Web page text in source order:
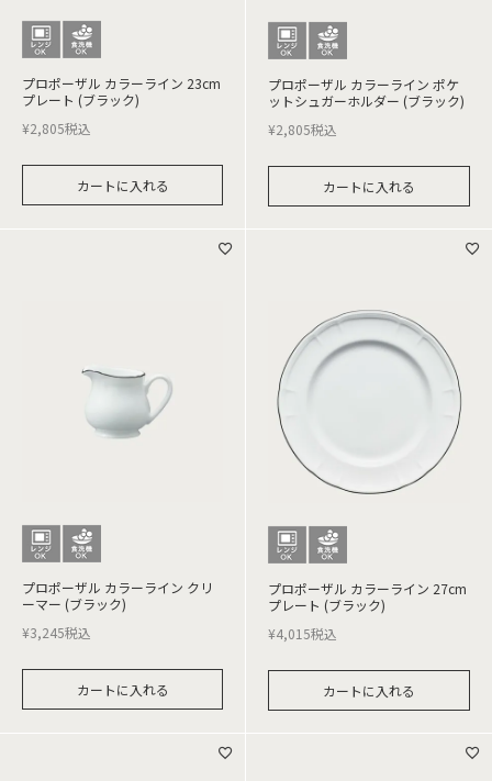
プロポーザル カラーライン 23cm
プレート (ブラック)
¥2,805税込
カートに入れる
プロポーザル カラーライン ポケ
ットシュガーホルダー (ブラック)
¥2,805税込
カートに入れる
プロポーザル カラーライン クリ
ーマー (ブラック)
¥3,245税込
カートに入れる
プロポーザル カラーライン 27cm
プレート (ブラック)
¥4,015税込
カートに入れる